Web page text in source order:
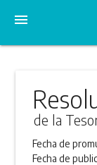
menu
de la
Fecha de
Fecha de